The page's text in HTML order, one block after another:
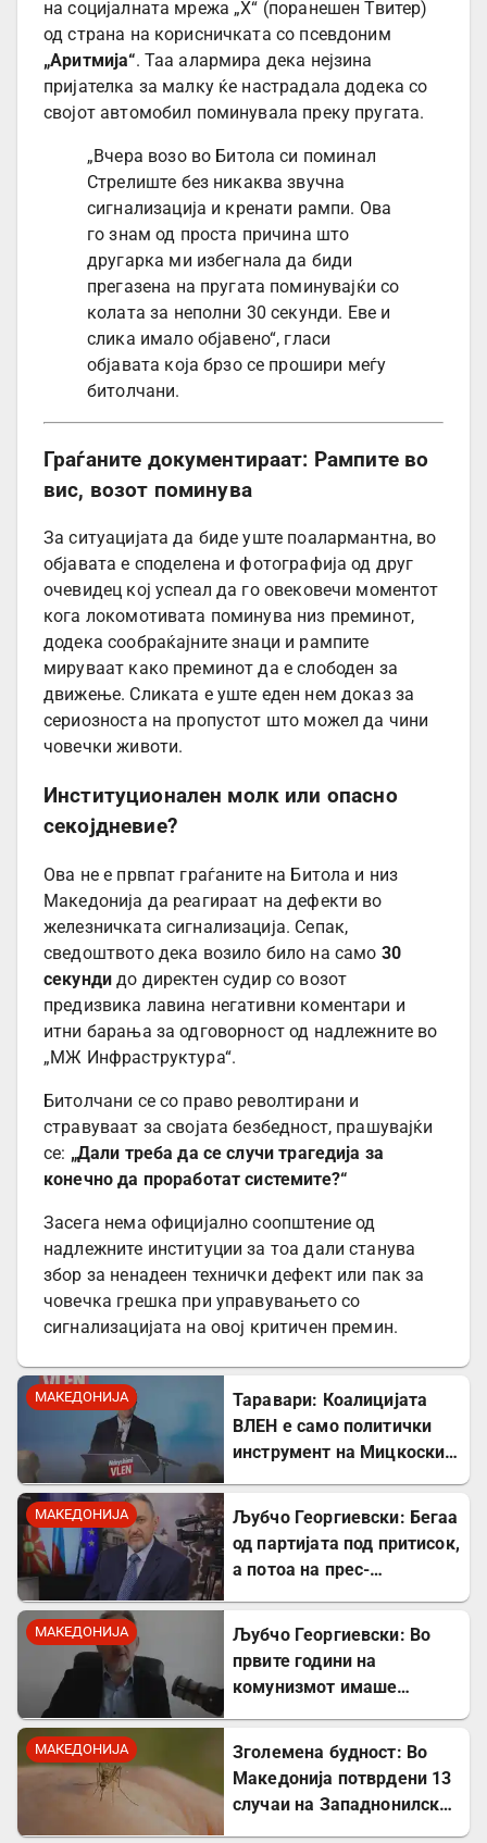
на социјалната мрежа „Х“ (поранешен Твитер)
од страна на корисничката со псевдоним
„Аритмија“. Таа алармира дека нејзина
пријателка за малку ќе настрадала додека со
својот автомобил поминувала преку пругата.
„Вчера возо во Битола си поминал
Стрелиште без никаква звучна
сигнализација и кренати рампи. Ова
го знам од проста причина што
другарка ми избегнала да биди
прегазена на пругата поминувајќи со
колата за неполни 30 секунди. Еве и
слика имало објавено“, гласи
објавата која брзо се прошири меѓу
битолчани.
Граѓаните документираат: Рампите во
вис, возот поминува
За ситуацијата да биде уште поалармантна, во
објавата е споделена и фотографија од друг
очевидец кој успеал да го овековечи моментот
кога локомотивата поминува низ преминот,
додека сообраќајните знаци и рампите
мируваат како преминот да е слободен за
движење. Сликата е уште еден нем доказ за
сериозноста на пропустот што можел да чини
човечки животи.
Институционален молк или опасно
секојдневие?
Ова не е првпат граѓаните на Битола и низ
Македонија да реагираат на дефекти во
железничката сигнализација. Сепак,
сведоштвото дека возило било на само 30
секунди до директен судир со возот
предизвика лавина негативни коментари и
итни барања за одговорност од надлежните во
„МЖ Инфраструктура“.
Битолчани се со право револтирани и
стравуваат за својата безбедност, прашувајќи
се: „Дали треба да се случи трагедија за
конечно да проработат системите?“
Засега нема официјално соопштение од
надлежните институции за тоа дали станува
збор за ненадеен технички дефект или пак за
човечка грешка при управувањето со
сигнализацијата на овој критичен премин.
МАКЕДОНИЈА
Таравари: Коалицијата
ВЛЕН е само политички
инструмент на Мицкоски,
МАКЕДОНИЈА
Љубчо Георгиевски: Бегаа
од партијата под притисок,
а потоа на прес-
бугарофилија
МАКЕДОНИЈА
Љубчо Георгиевски: Во
првите години на
комунизмот имаше
окупација
МАКЕДОНИЈА
Зголемена будност: Во
Македонија потврдени 13
случаи на Западнонилска